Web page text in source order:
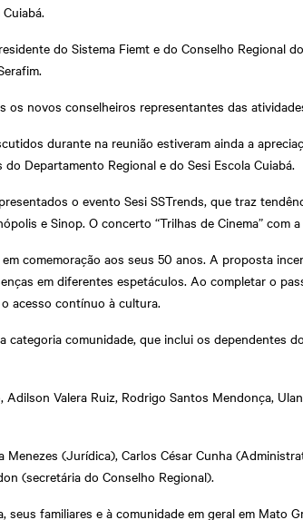
do Sistema Fiemt e do Conselho Regional
os novos conselheiros representantes das
durante na reunião estiveram ainda a
Departamento Regional e do Sesi Escola Cuiabá.
o evento Sesi SSTrends, que traz
e Sinop. O concerto “Trilhas de Cinema” com
comemoração aos seus 50 anos. A proposta
em diferentes espetáculos. Ao completar o
acesso contínuo à cultura.
categoria comunidade, que inclui os dependentes
Valera Ruiz, Rodrigo Santos Mendonça,
Menezes (Jurídica), Carlos César Cunha
(secretária do Conselho Regional).
familiares e à comunidade em geral em Mato